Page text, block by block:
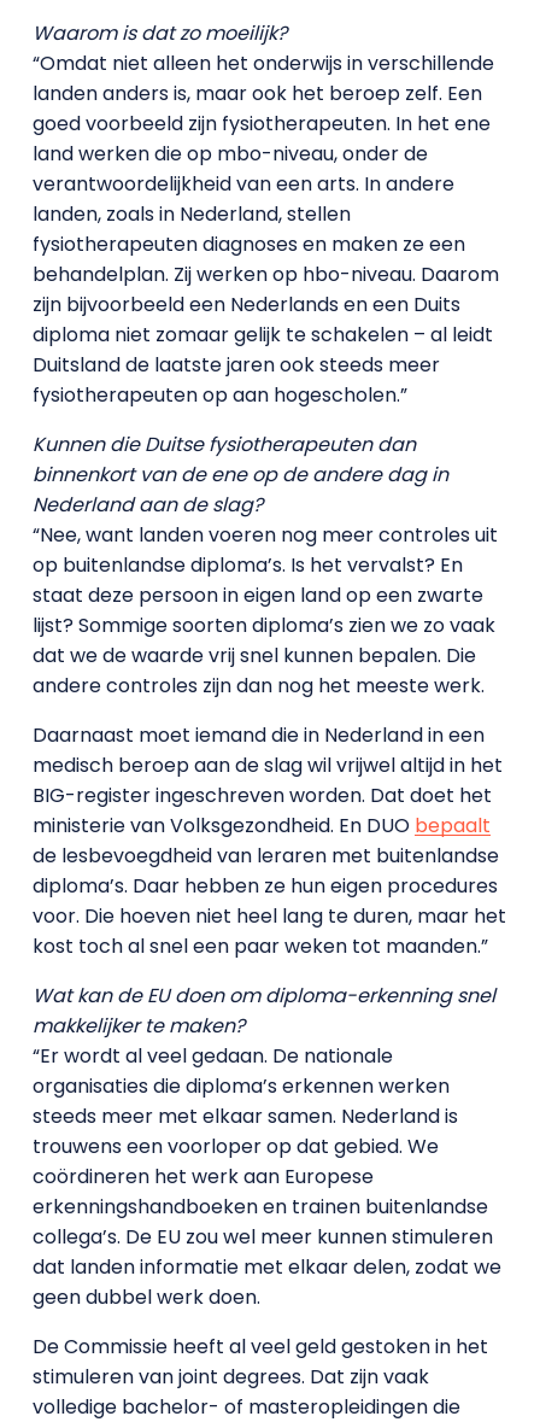
Waarom is dat zo moeilijk?
“Omdat niet alleen het onderwijs in verschillende
landen anders is, maar ook het beroep zelf. Een
goed voorbeeld zijn fysiotherapeuten. In het ene
land werken die op mbo-niveau, onder de
verantwoordelijkheid van een arts. In andere
landen, zoals in Nederland, stellen
fysiotherapeuten diagnoses en maken ze een
behandelplan. Zij werken op hbo-niveau. Daarom
zijn bijvoorbeeld een Nederlands en een Duits
diploma niet zomaar gelijk te schakelen – al leidt
Duitsland de laatste jaren ook steeds meer
fysiotherapeuten op aan hogescholen.”
Kunnen die Duitse fysiotherapeuten dan
binnenkort van de ene op de andere dag in
Nederland aan de slag?
“Nee, want landen voeren nog meer controles uit
op buitenlandse diploma’s. Is het vervalst? En
staat deze persoon in eigen land op een zwarte
lijst? Sommige soorten diploma’s zien we zo vaak
dat we de waarde vrij snel kunnen bepalen. Die
andere controles zijn dan nog het meeste werk.
Daarnaast moet iemand die in Nederland in een
medisch beroep aan de slag wil vrijwel altijd in het
BIG-register ingeschreven worden. Dat doet het
ministerie van Volksgezondheid. En DUO bepaalt
de lesbevoegdheid van leraren met buitenlandse
diploma’s. Daar hebben ze hun eigen procedures
voor. Die hoeven niet heel lang te duren, maar het
kost toch al snel een paar weken tot maanden.”
Wat kan de EU doen om diploma-erkenning snel
makkelijker te maken?
“Er wordt al veel gedaan. De nationale
organisaties die diploma’s erkennen werken
steeds meer met elkaar samen. Nederland is
trouwens een voorloper op dat gebied. We
coördineren het werk aan Europese
erkenningshandboeken en trainen buitenlandse
collega’s. De EU zou wel meer kunnen stimuleren
dat landen informatie met elkaar delen, zodat we
geen dubbel werk doen.
De Commissie heeft al veel geld gestoken in het
stimuleren van joint degrees. Dat zijn vaak
volledige bachelor- of masteropleidingen die